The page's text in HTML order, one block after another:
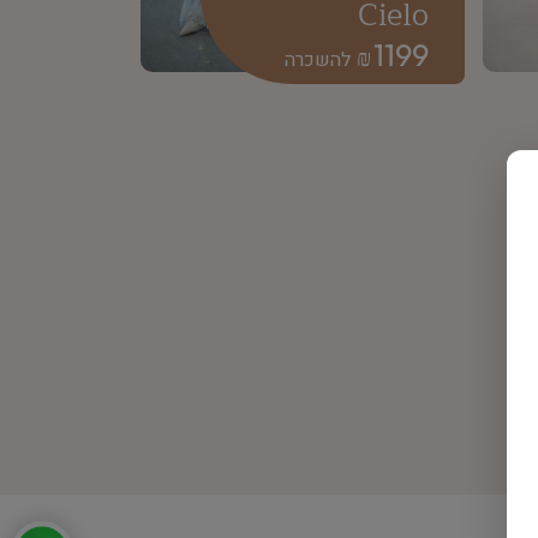
1199
₪
Cielo